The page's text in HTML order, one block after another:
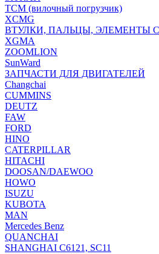
TCM (вилочный погрузчик)
XCMG
ВТУЛКИ, ПАЛЬЦЫ, ЭЛЕМЕНТЫ
XGMA
ZOOMLION
SunWard
ЗАПЧАСТИ ДЛЯ ДВИГАТЕЛЕЙ
Changchai
CUMMINS
DEUTZ
FAW
FORD
HINO
CATERPILLAR
HITACHI
DOOSAN/DAEWOO
HOWO
ISUZU
KUBOTA
MAN
Mercedes Benz
QUANCHAI
SHANGHAI C6121, SC11